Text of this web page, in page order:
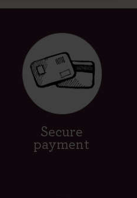
Secure
payment